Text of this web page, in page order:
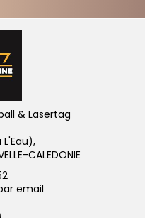
& Lasertag
CALEDONIE
email